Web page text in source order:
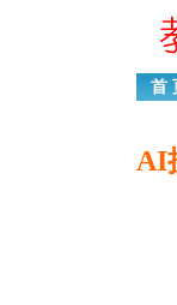
首
AI